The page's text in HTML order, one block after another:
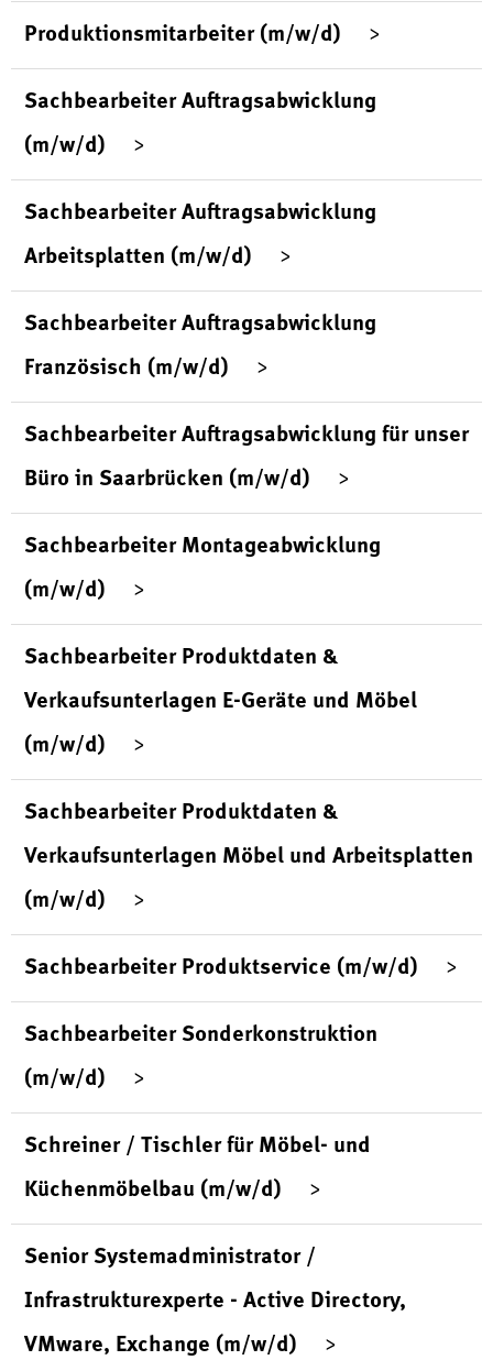
Produktionsmitarbeiter (m/w/d)
Sachbearbeiter Auftragsabwicklung
(m/w/d)
Sachbearbeiter Auftragsabwicklung
Arbeitsplatten (m/w/d)
Sachbearbeiter Auftragsabwicklung
Französisch (m/w/d)
Sachbearbeiter Auftragsabwicklung für unser
Büro in Saarbrücken (m/w/d)
Sachbearbeiter Montageabwicklung
(m/w/d)
Sachbearbeiter Produktdaten &
Verkaufsunterlagen E-Geräte und Möbel
(m/w/d)
Sachbearbeiter Produktdaten &
Verkaufsunterlagen Möbel und Arbeitsplatten
(m/w/d)
Sachbearbeiter Produktservice (m/w/d)
Sachbearbeiter Sonderkonstruktion
(m/w/d)
Schreiner / Tischler für Möbel- und
Küchenmöbelbau (m/w/d)
Senior Systemadministrator /
Infrastrukturexperte - Active Directory,
VMware, Exchange (m/w/d)